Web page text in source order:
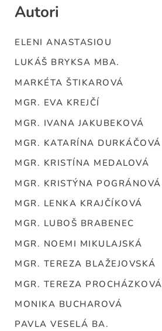
Autori
ELENI ANASTASIOU
LUKÁŠ BRYKSA MBA.
MARKÉTA ŠTIKAROVÁ
MGR. EVA KREJČÍ
MGR. IVANA JAKUBEKOVÁ
MGR. KATARÍNA DURKÁČOVÁ
MGR. KRISTÍNA MEDALOVÁ
MGR. KRISTÝNA POGRÁNOVÁ
MGR. LENKA KRAJČÍKOVÁ
MGR. LUBOŠ BRABENEC
MGR. NOEMI MIKULAJSKÁ
MGR. TEREZA BLAŽEJOVSKÁ
MGR. TEREZA PROCHÁZKOVÁ
MONIKA BUCHAROVÁ
PAVLA VESELÁ BA.